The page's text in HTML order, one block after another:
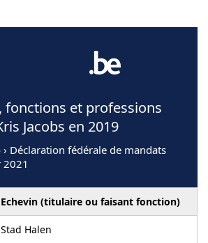
fonctions et professions
Jacobs en 2019
› Déclaration fédérale de mandats
Echevin (titulaire ou faisant fonction)
Stad Halen